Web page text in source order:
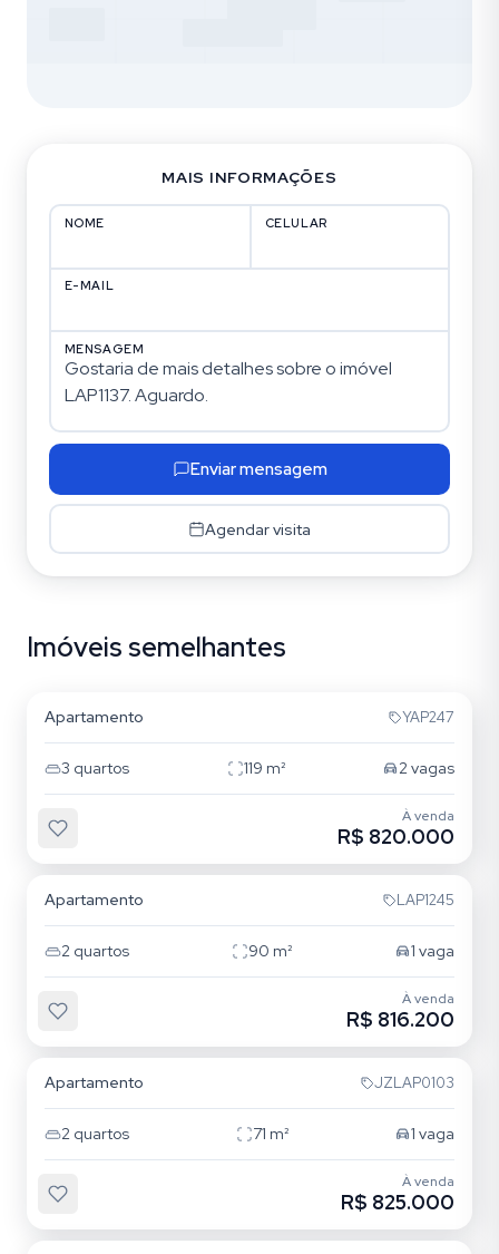
MAIS INFORMAÇÕES
NOME CELULAR
E-MAIL
MENSAGEM
Enviar mensagem
Agendar visita
Imóveis semelhantes
Mooca
Apartamento YAP247
3 quartos 119 m² 2vagas
À venda
R$ 820.000
Apartamento LAP1245
2 quartos 90 m² 1 vaga
À venda
R$ 816.200
Apartamento JZLAP0103
2 quartos 71 m² 1 vaga
À venda
R$ 825.000